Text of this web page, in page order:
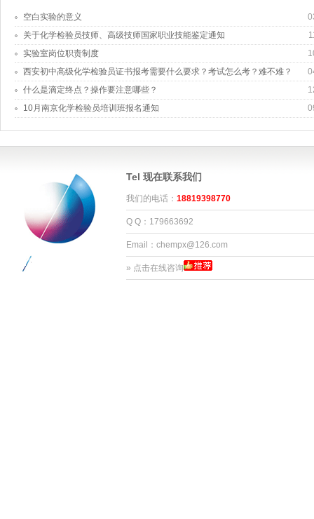
空白实验的意义
关于化学检验员技师、高级技师国家职业技能鉴定通知
实验室岗位职责制度
西安初中高级化学检验员证书报考需要什么要求？考试怎么考？难不难？
什么是滴定终点？操作要注意哪些？
10月南京化学检验员培训班报名通知
Tel 现在联系我们
我们的电话： 18819398770
Q Q：179663692
Email：chempx@126.com
» 点击在线咨询